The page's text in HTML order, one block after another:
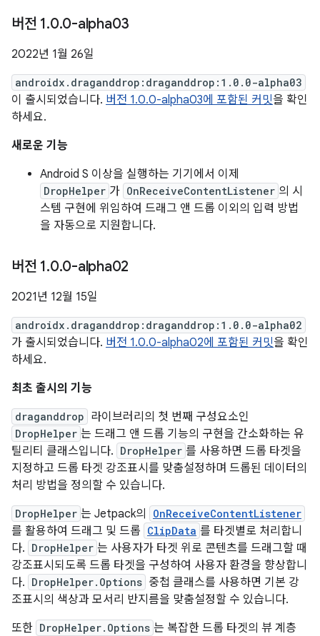
버전 1.0.0-alpha03
2022년 1월 26일
androidx.draganddrop:draganddrop:1.0.0-alpha03
이 출시되었습니다. 버전 1.0.0-alpha03에 포함된 커밋을 확인
하세요.
새로운 기능
Android S 이상을 실행하는 기기에서 이제
DropHelper 가 OnReceiveContentListener 의 시
스템 구현에 위임하여 드래그 앤 드롭 이외의 입력 방법
을 자동으로 지원합니다.
버전 1.0.0-alpha02
2021년 12월 15일
androidx.draganddrop:draganddrop:1.0.0-alpha02
가 출시되었습니다. 버전 1.0.0-alpha02에 포함된 커밋을 확인
하세요.
최초 출시의 기능
draganddrop 라이브러리의 첫 번째 구성요소인
DropHelper 는 드래그 앤 드롭 기능의 구현을 간소화하는 유
틸리티 클래스입니다. DropHelper 를 사용하면 드롭 타겟을
지정하고 드롭 타겟 강조표시를 맞춤설정하며 드롭된 데이터의
처리 방법을 정의할 수 있습니다.
DropHelper 는 Jetpack의 OnReceiveContentListener
를 활용하여 드래그 및 드롭 ClipData 를 타겟별로 처리합니
다. DropHelper 는 사용자가 타겟 위로 콘텐츠를 드래그할 때
강조표시되도록 드롭 타겟을 구성하여 사용자 환경을 향상합니
다. DropHelper.Options 중첩 클래스를 사용하면 기본 강
조표시의 색상과 모서리 반지름을 맞춤설정할 수 있습니다.
또한 DropHelper.Options 는 복잡한 드롭 타겟의 뷰 계층